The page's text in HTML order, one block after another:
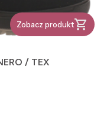
Zobacz produkt
/ TEX